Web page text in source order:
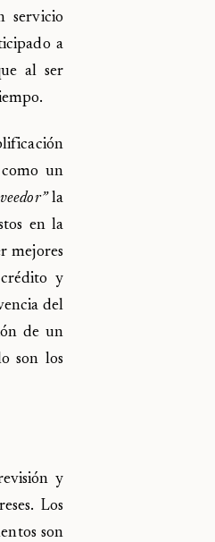
servicio
a
al ser
un
la
en la
mejores
y
del
de un
son los
y
Los
son